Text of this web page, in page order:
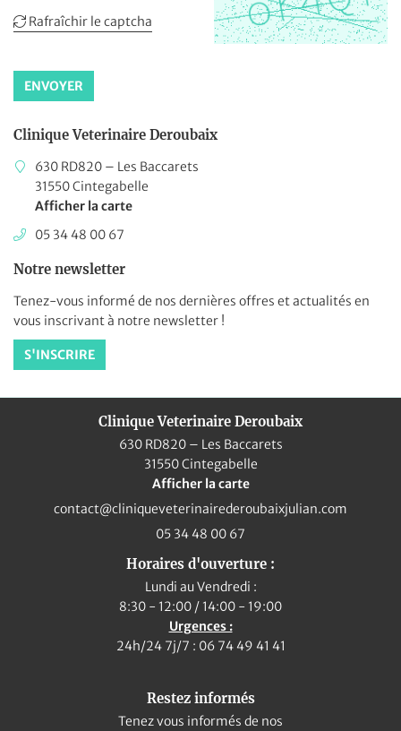
Services
Photos
Contact
05 34 48 00
 Rafraîchir le captcha
ENVOYER
Clinique Veterinaire Deroubaix
630 RD820 – Les Baccarets
31550 Cintegabelle
Afficher la carte
05 34 48 00 67
Notre newsletter
Tenez-vous informé de nos dernières offres et actualités en
vous inscrivant à notre newsletter !
S'INSCRIRE
Clinique Veterinaire Deroubaix
630 RD820 – Les Baccarets
31550 Cintegabelle
Afficher la carte
05 34 48 00 67
Horaires d'ouverture :
Lundi au Vendredi :
8:30 - 12:00 / 14:00 - 19:00
Urgences :
24h/24 7j/7 : 06 74 49 41 41
Restez informés
Tenez vous informés de nos